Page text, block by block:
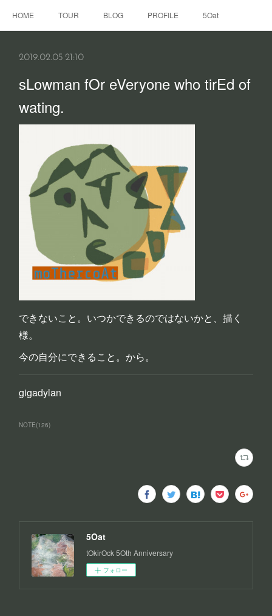
HOME TOUR BLOG PROFILE 5Oat
2019.02.05 21:10
sLowman fOr eVeryone who tirEd of
wating.
できないこと。いつかできるのではないかと、描く
様。
今の自分にできること。から。
gigadylan
NOTE(126)
5Oat
tOkirOck 5Oth Anniversary
フォロー